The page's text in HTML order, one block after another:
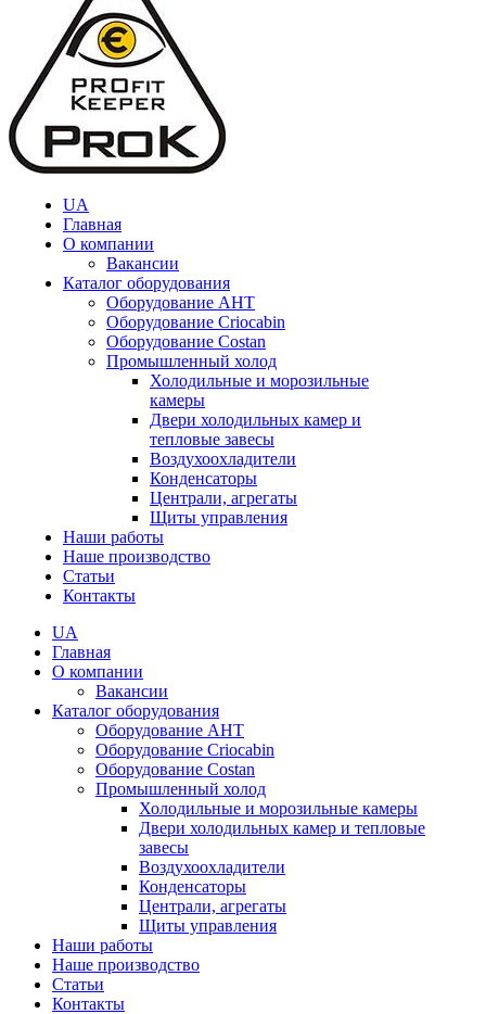
UA
Главная
О компании
Вакансии
Каталог оборудования
Оборудование AHT
Оборудование Criocabin
Оборудование Costan
Промышленный холод
Холодильные и морозильные
камеры
Двери холодильных камер и
тепловые завесы
Воздухоохладители
Конденсаторы
Централи, агрегаты
Щиты управления
Наши работы
Наше производство
Статьи
Контакты
UA
Главная
О компании
Вакансии
Каталог оборудования
Оборудование AHT
Оборудование Criocabin
Оборудование Costan
Промышленный холод
Холодильные и морозильные камеры
Двери холодильных камер и тепловые
завесы
Воздухоохладители
Конденсаторы
Централи, агрегаты
Щиты управления
Наши работы
Наше производство
Статьи
Контакты